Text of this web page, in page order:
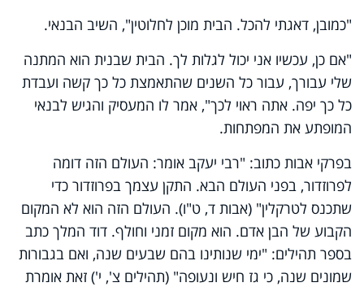
"כמובן, דאגתי להכל. הבית מוכן לחלוטין", השיב הבנאי.
"אם כן, עכשיו אני יכול לגלות לך. הבית שבנית הוא המתנה
שלי עבורך, עבור כל השנים שהתאמצת כל כך קשה ועבדת
כל כך יפה. אתה ראוי לכך", אמר לו המעסיק והגיש לבנאי
המופתע את המפתחות.
בפרקי אבות כתוב: "רבי יעקב אומר: העולם הזה דומה
לפרוזדור, בפני העולם הבא. התקן עצמך בפרוזדור כדי
שתכנס לטרקלין" (אבות ד, ט"ו). העולם הזה הוא לא המקום
הקבוע של הבן אדם. הוא מקום זמני וחולף. דוד המלך כתב
בספר תהילים: "ימי שנותינו בהם שבעים שנה, ואם בגבורות
שמונים שנה, כי גז חיש ונעופה" (תהילים צ', י') זאת אומרת